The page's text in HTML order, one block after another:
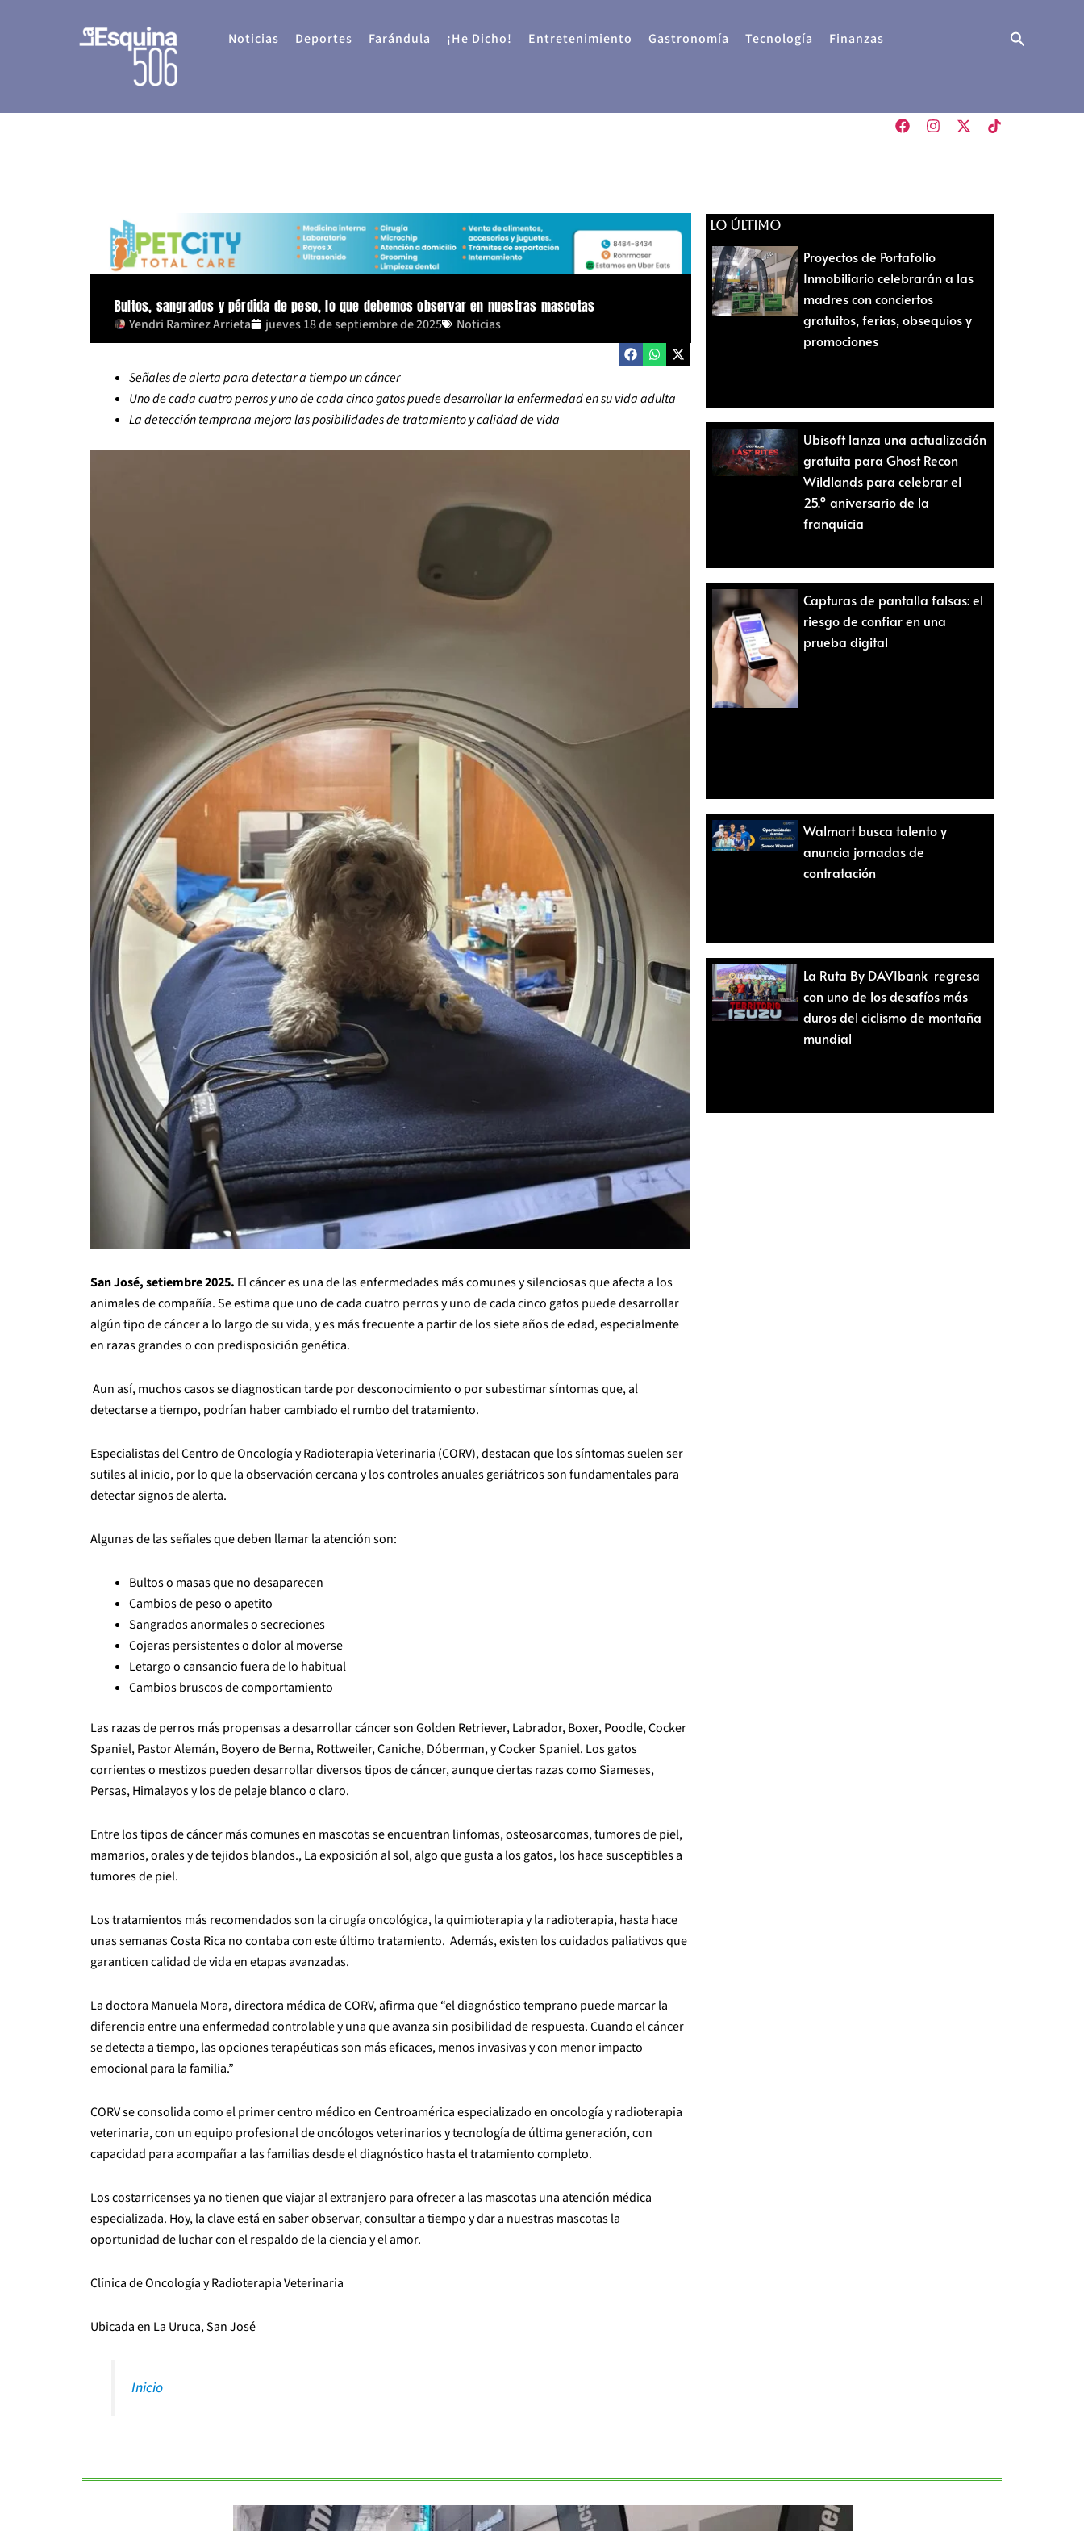
Noticias Deportes Farándula ¡He Dicho! Entretenimiento Gastronomía Tecnología Finanzas Buscar
Bultos, sangrados y pérdida de peso, lo que debemos observar en nuestras mascotas
Yendri Ramìrez Arrieta jueves 18 de septiembre de 2025 Noticias
Señales de alerta para detectar a tiempo un cáncer
Uno de cada cuatro perros y uno de cada cinco gatos puede desarrollar la enfermedad en su vida adulta
La detección temprana mejora las posibilidades de tratamiento y calidad de vida
San José, setiembre 2025. El cáncer es una de las enfermedades más comunes y silenciosas que afecta a los
animales de compañía. Se estima que uno de cada cuatro perros y uno de cada cinco gatos puede desarrollar
algún tipo de cáncer a lo largo de su vida, y es más frecuente a partir de los siete años de edad, especialmente
en razas grandes o con predisposición genética.
Aun así, muchos casos se diagnostican tarde por desconocimiento o por subestimar síntomas que, al
detectarse a tiempo, podrían haber cambiado el rumbo del tratamiento.
Especialistas del Centro de Oncología y Radioterapia Veterinaria (CORV), destacan que los síntomas suelen ser
sutiles al inicio, por lo que la observación cercana y los controles anuales geriátricos son fundamentales para
detectar signos de alerta.
Algunas de las señales que deben llamar la atención son:
Bultos o masas que no desaparecen
Cambios de peso o apetito
Sangrados anormales o secreciones
Cojeras persistentes o dolor al moverse
Letargo o cansancio fuera de lo habitual
Cambios bruscos de comportamiento
Las razas de perros más propensas a desarrollar cáncer son Golden Retriever, Labrador, Boxer, Poodle, Cocker
Spaniel, Pastor Alemán, Boyero de Berna, Rottweiler, Caniche, Dóberman, y Cocker Spaniel. Los gatos
corrientes o mestizos pueden desarrollar diversos tipos de cáncer, aunque ciertas razas como Siameses,
Persas, Himalayos y los de pelaje blanco o claro.
Entre los tipos de cáncer más comunes en mascotas se encuentran linfomas, osteosarcomas, tumores de piel,
mamarios, orales y de tejidos blandos., La exposición al sol, algo que gusta a los gatos, los hace susceptibles a
tumores de piel.
Los tratamientos más recomendados son la cirugía oncológica, la quimioterapia y la radioterapia, hasta hace
unas semanas Costa Rica no contaba con este último tratamiento. Además, existen los cuidados paliativos que
garanticen calidad de vida en etapas avanzadas.
La doctora Manuela Mora, directora médica de CORV, afirma que “el diagnóstico temprano puede marcar la
diferencia entre una enfermedad controlable y una que avanza sin posibilidad de respuesta. Cuando el cáncer
se detecta a tiempo, las opciones terapéuticas son más eficaces, menos invasivas y con menor impacto
emocional para la familia.”
CORV se consolida como el primer centro médico en Centroamérica especializado en oncología y radioterapia
veterinaria, con un equipo profesional de oncólogos veterinarios y tecnología de última generación, con
capacidad para acompañar a las familias desde el diagnóstico hasta el tratamiento completo.
Los costarricenses ya no tienen que viajar al extranjero para ofrecer a las mascotas una atención médica
especializada. Hoy, la clave está en saber observar, consultar a tiempo y dar a nuestras mascotas la
oportunidad de luchar con el respaldo de la ciencia y el amor.
Clínica de Oncología y Radioterapia Veterinaria
Ubicada en La Uruca, San José
Inicio
LO ÚLTIMO
Proyectos de Portafolio
Inmobiliario celebrarán a las
madres con conciertos
gratuitos, ferias, obsequios y
promociones
Ubisoft lanza una actualización
gratuita para Ghost Recon
Wildlands para celebrar el
25.º aniversario de la
franquicia
Capturas de pantalla falsas: el
riesgo de confiar en una
prueba digital
Walmart busca talento y
anuncia jornadas de
contratación
La Ruta By DAVIbank regresa
con uno de los desafíos más
duros del ciclismo de montaña
mundial